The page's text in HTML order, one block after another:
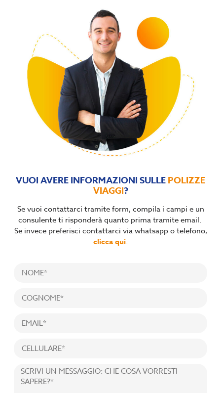
VUOI AVERE INFORMAZIONI SULLEPOLIZZE
VIAGGI?
Se vuoi contattarci tramite form, compila i campi e un
consulente ti risponderà quanto prima tramite email.
Se invece preferisci contattarci via whatsapp o telefono,
clicca qui.